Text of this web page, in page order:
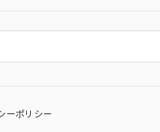
ーポリシー